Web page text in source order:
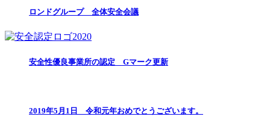
ロンドグループ 全体安全会議
安全性優良事業所の認定 Gマーク更新
2019年5月1日 令和元年おめでとうございます。